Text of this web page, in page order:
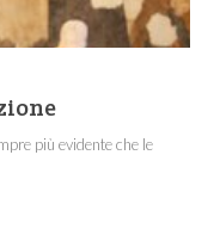
più evidente che le